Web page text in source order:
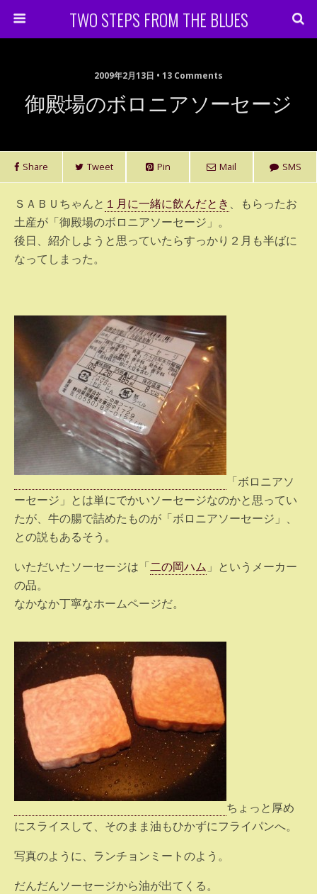
TWO STEPS FROM THE BLUES
2009年2月13日 • 13 Comments
御殿場のボロニアソーセージ
Share Tweet Pin Mail SMS
ＳＡＢＵちゃんと １月に一緒に飲んだとき 、もらったお
土産が「御殿場のボロニアソーセージ」。
後日、紹介しようと思っていたらすっかり２月も半ばに
なってしまった。
「ボロニアソ
ーセージ」とは単にでかいソーセージなのかと思ってい
たが、牛の腸で詰めたものが「ボロニアソーセージ」、
との説もあるそう。
いただいたソーセージは「二の岡ハム 」というメーカー
の品。
なかなか丁寧なホームページだ。
ちょっと厚め
にスライスして、そのまま油もひかずにフライパンへ。
写真のように、ランチョンミートのよう。
だんだんソーセージから油が出てくる。